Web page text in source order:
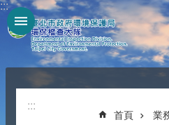
跳到主要內容區塊
:::
:::
首頁 業